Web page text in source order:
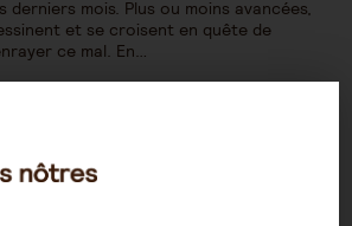
derniers mois. Plus ou moins avancées,
et se croisent en quête de
ce mal. En…